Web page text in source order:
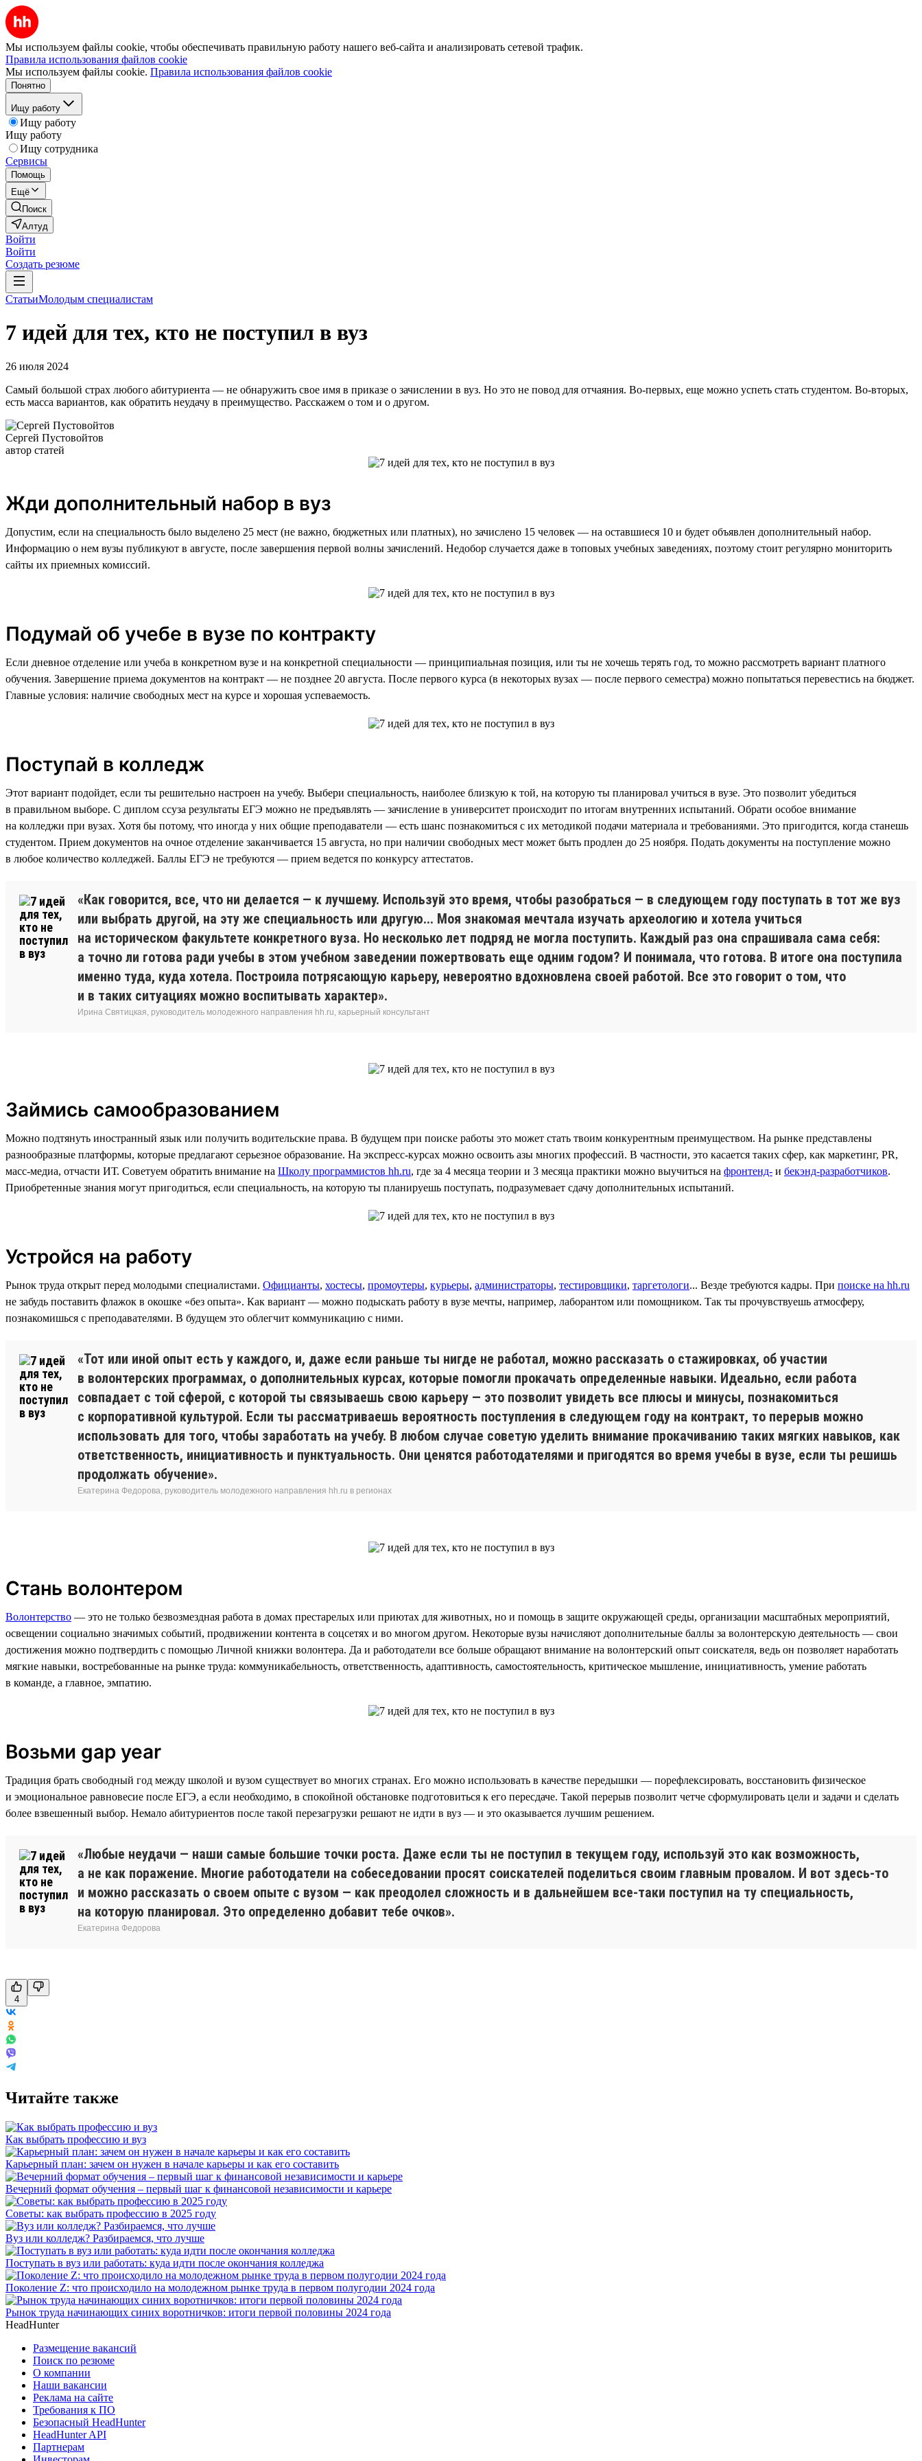
Мы используем файлы cookie, чтобы обеспечивать правильную работу нашего веб-сайта и анализировать сетевой трафик.
Правила использования файлов cookie
Мы используем файлы cookie. Правила использования файлов cookie
Понятно
Ищу работу
Ищу работу
Ищу работу
Ищу сотрудника
Сервисы
Помощь
Ещё
Поиск
Алтуд
Войти
Войти
Создать резюме
СтатьиМолодым специалистам
7 идей для тех, кто не поступил в вуз
26 июля 2024
Самый большой страх любого абитуриента — не обнаружить свое имя в приказе о зачислении в вуз. Но это не повод для отчаяния. Во-первых, еще можно успеть стать студентом. Во-вторых,
есть масса вариантов, как обратить неудачу в преимущество. Расскажем о том и о другом.
Сергей Пустовойтов
автор статей
Жди дополнительный набор в вуз
Допустим, если на специальность было выделено 25 мест (не важно, бюджетных или платных), но зачислено 15 человек — на оставшиеся 10 и будет объявлен дополнительный набор.
Информацию о нем вузы публикуют в августе, после завершения первой волны зачислений. Недобор случается даже в топовых учебных заведениях, поэтому стоит регулярно мониторить
сайты их приемных комиссий.
Подумай об учебе в вузе по контракту
Если дневное отделение или учеба в конкретном вузе и на конкретной специальности — принципиальная позиция, или ты не хочешь терять год, то можно рассмотреть вариант платного
обучения. Завершение приема документов на контракт — не позднее 20 августа. После первого курса (в некоторых вузах — после первого семестра) можно попытаться перевестись на бюджет.
Главные условия: наличие свободных мест на курсе и хорошая успеваемость.
Поступай в колледж
Этот вариант подойдет, если ты решительно настроен на учебу. Выбери специальность, наиболее близкую к той, на которую ты планировал учиться в вузе. Это позволит убедиться
в правильном выборе. С диплом ссуза результаты ЕГЭ можно не предъявлять — зачисление в университет происходит по итогам внутренних испытаний. Обрати особое внимание
на колледжи при вузах. Хотя бы потому, что иногда у них общие преподаватели — есть шанс познакомиться с их методикой подачи материала и требованиями. Это пригодится, когда станешь
студентом. Прием документов на очное отделение заканчивается 15 августа, но при наличии свободных мест может быть продлен до 25 ноября. Подать документы на поступление можно
в любое количество колледжей. Баллы ЕГЭ не требуются — прием ведется по конкурсу аттестатов.
«Как говорится, все, что ни делается — к лучшему. Используй это время, чтобы разобраться — в следующем году поступать в тот же вуз
или выбрать другой, на эту же специальность или другую... Моя знакомая мечтала изучать археологию и хотела учиться
на историческом факультете конкретного вуза. Но несколько лет подряд не могла поступить. Каждый раз она спрашивала сама себя:
а точно ли готова ради учебы в этом учебном заведении пожертвовать еще одним годом? И понимала, что готова. В итоге она поступила
именно туда, куда хотела. Построила потрясающую карьеру, невероятно вдохновлена своей работой. Все это говорит о том, что
и в таких ситуациях можно воспитывать характер».
Ирина Святицкая, руководитель молодежного направления hh.ru, карьерный консультант
Займись самообразованием
Можно подтянуть иностранный язык или получить водительские права. В будущем при поиске работы это может стать твоим конкурентным преимуществом. На рынке представлены
разнообразные платформы, которые предлагают серьезное образование. На экспресс-курсах можно освоить азы многих профессий. В частности, это касается таких сфер, как маркетинг, PR,
масс-медиа, отчасти ИТ. Советуем обратить внимание на Школу программистов hh.ru, где за 4 месяца теории и 3 месяца практики можно выучиться на фронтенд- и бекэнд-разработчиков.
Приобретенные знания могут пригодиться, если специальность, на которую ты планируешь поступать, подразумевает сдачу дополнительных испытаний.
Устройся на работу
Рынок труда открыт перед молодыми специалистами. Официанты, хостесы, промоутеры, курьеры, администраторы, тестировщики, таргетологи... Везде требуются кадры. При поиске на hh.ru
не забудь поставить флажок в окошке «без опыта». Как вариант — можно подыскать работу в вузе мечты, например, лаборантом или помощником. Так ты прочувствуешь атмосферу,
познакомишься с преподавателями. В будущем это облегчит коммуникацию с ними.
«Тот или иной опыт есть у каждого, и, даже если раньше ты нигде не работал, можно рассказать о стажировках, об участии
в волонтерских программах, о дополнительных курсах, которые помогли прокачать определенные навыки. Идеально, если работа
совпадает с той сферой, с которой ты связываешь свою карьеру — это позволит увидеть все плюсы и минусы, познакомиться
с корпоративной культурой. Если ты рассматриваешь вероятность поступления в следующем году на контракт, то перерыв можно
использовать для того, чтобы заработать на учебу. В любом случае советую уделить внимание прокачиванию таких мягких навыков, как
ответственность, инициативность и пунктуальность. Они ценятся работодателями и пригодятся во время учебы в вузе, если ты решишь
продолжать обучение».
Екатерина Федорова, руководитель молодежного направления hh.ru в регионах
Стань волонтером
Волонтерство — это не только безвозмездная работа в домах престарелых или приютах для животных, но и помощь в защите окружающей среды, организации масштабных мероприятий,
освещении социально значимых событий, продвижении контента в соцсетях и во многом другом. Некоторые вузы начисляют дополнительные баллы за волонтерскую деятельность — свои
достижения можно подтвердить с помощью Личной книжки волонтера. Да и работодатели все больше обращают внимание на волонтерский опыт соискателя, ведь он позволяет наработать
мягкие навыки, востребованные на рынке труда: коммуникабельность, ответственность, адаптивность, самостоятельность, критическое мышление, инициативность, умение работать
в команде, а главное, эмпатию.
Возьми gap year
Традиция брать свободный год между школой и вузом существует во многих странах. Его можно использовать в качестве передышки — порефлексировать, восстановить физическое
и эмоциональное равновесие после ЕГЭ, а если необходимо, в спокойной обстановке подготовиться к его пересдаче. Такой перерыв позволит четче сформулировать цели и задачи и сделать
более взвешенный выбор. Немало абитуриентов после такой перезагрузки решают не идти в вуз — и это оказывается лучшим решением.
«Любые неудачи — наши самые большие точки роста. Даже если ты не поступил в текущем году, используй это как возможность,
а не как поражение. Многие работодатели на собеседовании просят соискателей поделиться своим главным провалом. И вот здесь-то
и можно рассказать о своем опыте с вузом — как преодолел сложность и в дальнейшем все-таки поступил на ту специальность,
на которую планировал. Это определенно добавит тебе очков».
Екатерина Федорова
4
Читайте также
Как выбрать профессию и вуз
Карьерный план: зачем он нужен в начале карьеры и как его составить
Вечерний формат обучения – первый шаг к финансовой независимости и карьере
Советы: как выбрать профессию в 2025 году
Вуз или колледж? Разбираемся, что лучше
Поступать в вуз или работать: куда идти после окончания колледжа
Поколение Z: что происходило на молодежном рынке труда в первом полугодии 2024 года
Рынок труда начинающих синих воротничков: итоги первой половины 2024 года
HeadHunter
Размещение вакансий
Поиск по резюме
О компании
Наши вакансии
Реклама на сайте
Требования к ПО
Безопасный HeadHunter
HeadHunter API
Партнерам